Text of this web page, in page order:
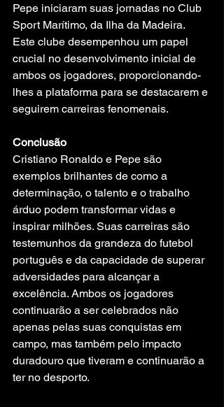
Pepe iniciaram suas jornadas no Club
Sport Marítimo, da Ilha da Madeira.
Este clube desempenhou um papel
crucial no desenvolvimento inicial de
ambos os jogadores, proporcionando-
lhes a plataforma para se destacarem e
seguirem carreiras fenomenais.
Conclusão
Cristiano Ronaldo e Pepe são
exemplos brilhantes de como a
determinação, o talento e o trabalho
árduo podem transformar vidas e
inspirar milhões. Suas carreiras são
testemunhos da grandeza do futebol
português e da capacidade de superar
adversidades para alcançar a
excelência. Ambos os jogadores
continuarão a ser celebrados não
apenas pelas suas conquistas em
campo, mas também pelo impacto
duradouro que tiveram e continuarão a
ter no desporto.